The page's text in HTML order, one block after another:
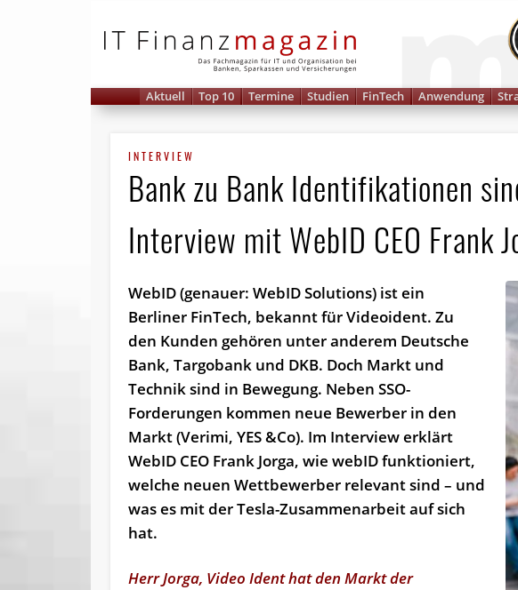
Aktuell Top 10 Termine Studien FinTech Anwendung
INTERVIEW
Bank zu Bank Identifikationen
Interview mit WebID CEO Frank
WebID (genauer: WebID Solutions) ist ein
Berliner FinTech, bekannt für Videoident. Zu
den Kunden gehören unter anderem Deutsche
Bank, Targobank und DKB. Doch Markt und
Technik sind in Bewegung. Neben SSO-
Forderungen kommen neue Bewerber in den
Markt (Verimi, YES &Co). Im Interview erklärt
WebID CEO Frank Jorga, wie webID funktioniert,
welche neuen Wettbewerber relevant sind – und
was es mit der Tesla-Zusammenarbeit auf sich
hat.
Herr Jorga, Video Ident hat den Markt der